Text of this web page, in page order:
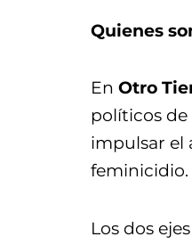
Quienes
En Otro
políticos de
impulsar el
feminicidio.
Los dos